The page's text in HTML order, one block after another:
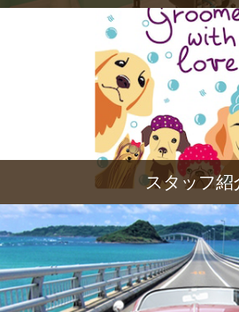
スタッフ紹